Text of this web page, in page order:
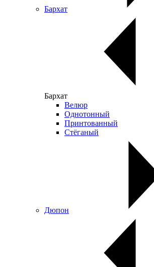
Бархат
Бархат
Велюр
Однотонный
Принтованный
Стёганый
Дюпон